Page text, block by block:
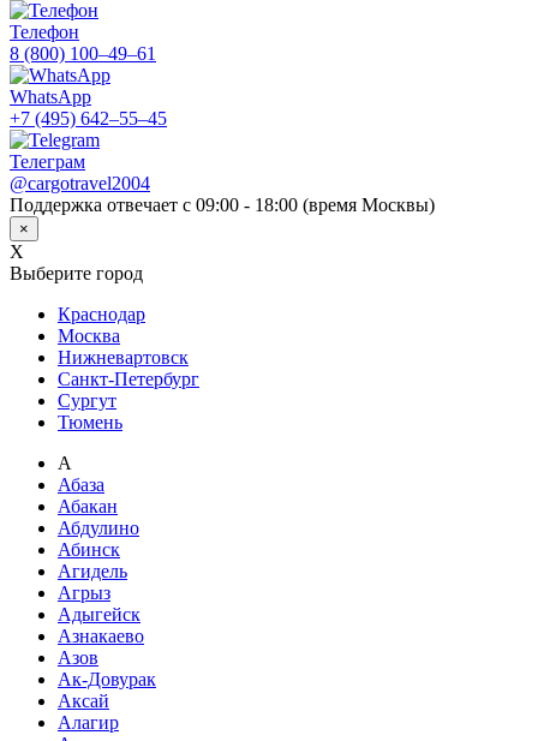
Телефон
8 (800) 100–49–61
WhatsApp
+7 (495) 642–55–45
Телеграм
@cargotravel2004
Поддержка отвечает с 09:00 - 18:00 (время Москвы)
×
X
Выберите город
Краснодар
Москва
Нижневартовск
Санкт-Петербург
Сургут
Тюмень
А
Абаза
Абакан
Абдулино
Абинск
Агидель
Агрыз
Адыгейск
Азнакаево
Азов
Ак-Довурак
Аксай
Алагир